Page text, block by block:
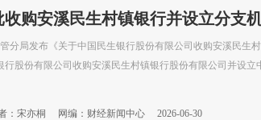
收购安溪民生村镇银行并设立分支
分局发布《关于中国民生银行股份有限公司收购安溪民生
行股份有限公司收购安溪民生村镇银行股份有限公司并设立
：宋亦桐 网编：财经新闻中心 2026-06-30